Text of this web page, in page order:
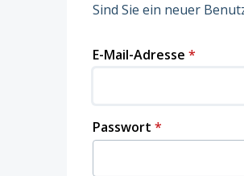
Sind Sie ein neuer
E-Mail-Adresse *
Passwort *